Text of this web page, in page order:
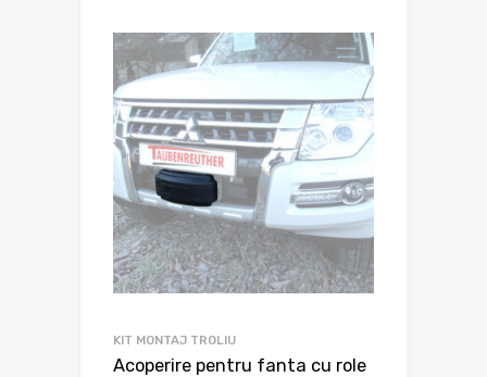
KIT MONTAJ TROLIU
Acoperire pentru fanta cu role